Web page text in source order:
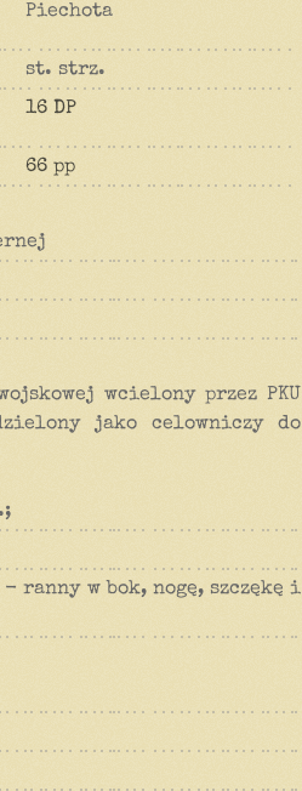
Piechota
st. strz.
16 DP
66 pp
wcielony przez PKU
jako celowniczy do
ranny w bok, nogę, szczękę i